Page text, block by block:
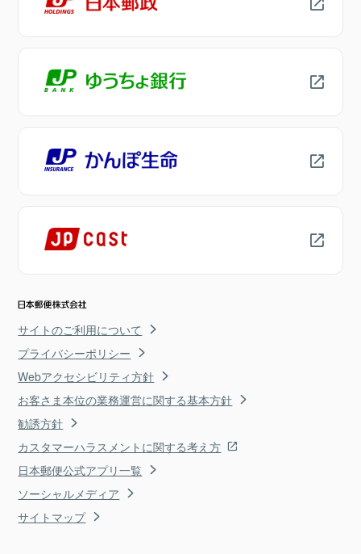
サイトのご利用について
プライバシーポリシー
Webアクセシビリティ方針
お客さま本位の業務運営に関する基本方針
勧誘方針
カスタマーハラスメントに関する考え方
日本郵便公式アプリ一覧
ソーシャルメディア
サイトマップ